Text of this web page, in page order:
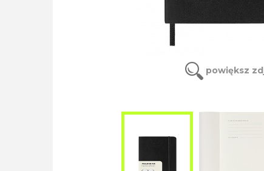
powiększ